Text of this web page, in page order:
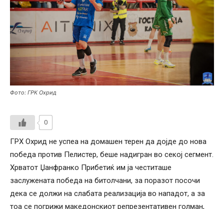
Фото: ГРК Охрид
0
ГРХ Охрид не успеа на домашен терен да дојде до нова
победа против Пелистер, беше надигран во секој сегмент.
Хрватот Џанфранко Прибетиќ им ја честиташе
заслужената победа на битолчани, за поразот посочи
дека се должи на слабата реализација во нападот, а за
тоа се погрижи македонскиот репрезентативен голман,